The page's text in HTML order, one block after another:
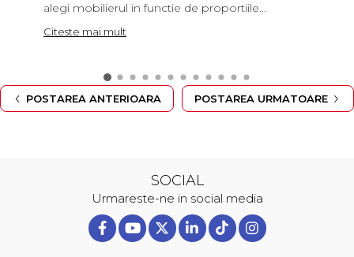
alegi mobilierul in functie de proportiile...
Citeste mai mult
POSTAREA URMATOARE
POSTAREA ANTERIOARA
SOCIAL
Urmareste-ne in social media